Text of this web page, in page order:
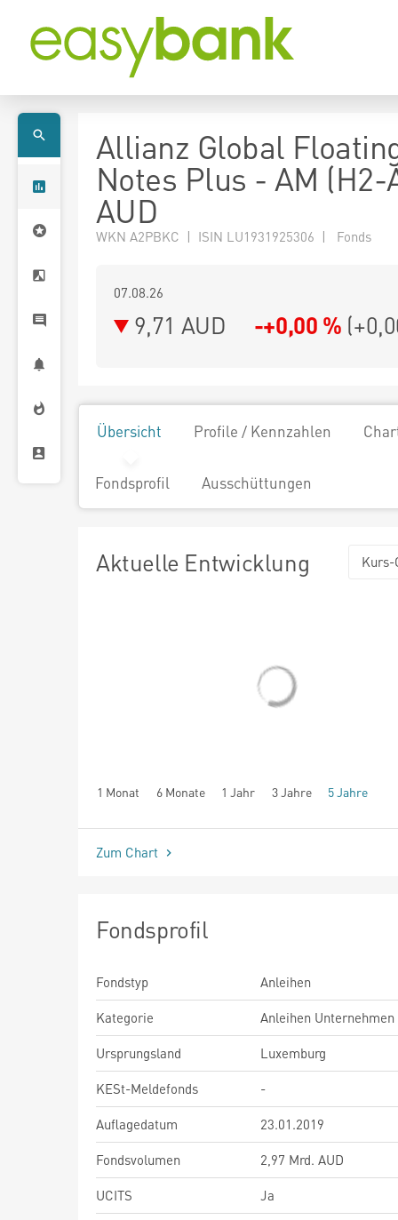
Allianz Global
Notes Plus - AM (H2-
AUD
WKN A2PBKC | ISIN LU1931925306 | Fonds
07.08.26
9,71 AUD -+0,00 % (
Übersicht Profile / Kennzahlen
Fondsprofil Ausschüttungen
Aktuelle Entwicklung Kurs-
1 Monat 6 Monate 1 Jahr 3 Jahre 5 Jahre
seit Beginn
Zum Chart
Fondsprofil
Fondstyp
Anleihen
Kategorie
Anleihen Unternehmen
Ursprungsland
Luxemburg
KESt-Meldefonds
-
Auflagedatum
23.01.2019
Fondsvolumen
2,97 Mrd. AUD
UCITS
Ja